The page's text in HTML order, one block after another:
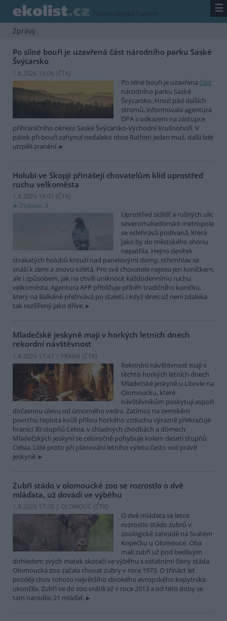
/ zpravodajství / zprávy ☰
Zprávy
Po silné bouři je uzavřená část národního parku Saské
Švýcarsko
1.8.2026 18:06 (ČTK)
Po silné bouři je uzavřena část
národního parku Saské
Švýcarsko. Hrozí pád dalších
stromů, informovala agentura
DPA s odkazem na zástupce
příhraničního okresu Saské Švýcarsko-Východní Krušnohoří. V
pátek při bouři zahynul nedaleko obce Rathen jeden muž, další lidé
utrpěli zranění.
Holubi ve Skopji přinášejí chovatelům klid uprostřed
ruchu velkoměsta
1.8.2026 18:01 (ČTK)
Diskuse: 3
Uprostřed sídlišť a rušných ulic
severomakedonské metropole
se odehrává podívaná, která
jako by do městského shonu
nepatřila. Hejno desítek
strakatých holubů krouží nad panelovými domy, střemhlav se
snáší k zemi a znovu vzlétá. Pro své chovatele nejsou jen koníčkem,
ale i způsobem, jak na chvíli uniknout každodennímu ruchu
velkoměsta. Agentura AFP přibližuje příběh tradičního koníčku,
který na Balkáně přetrvává po staletí, i když dnes už není zdaleka
tak rozšířený jako dříve.
Mladečské jeskyně mají v horkých letních dnech
rekordní návštěvnost
1.8.2026 17:47 | PRAHA (ČTK)
Rekordní návštěvnost mají v
těchto horkých letních dnech
Mladečské jeskyně u Litovle na
Olomoucku, které
návštěvníkům poskytují aspoň
dočasnou úlevu od úmorného vedra. Zatímco na zemském
povrchu teplota kvůli přílivu horkého vzduchu výrazně překračuje
hranici 30 stupňů Celsia, v chladných chodbách a dómech
Mladečských jeskyní se celoročně pohybuje kolem deseti stupňů
Celsia. Lidé proto při plánování letního výletu často volí právě
jeskyně.
Zubří stádo v olomoucké zoo se rozrostlo o dvě
mláďata, už dovádí ve výběhu
1.8.2026 17:28 | OLOMOUC (ČTK)
O dvě mláďata se letos
rozrostlo stádo zubrů v
zoologické zahradě na Svatém
Kopečku u Olomouce. Oba
malí zubři už pod bedlivým
dohledem svých matek skotačí ve výběhu s ostatními členy stáda.
Olomoucká zoo začala chovat zubry v roce 1973. O třináct let
později chov tohoto největšího divokého evropského kopytníka
ukončila. Zubři se do zoo vrátili až v roce 2013 a od této doby se
tam narodilo 21 mláďat.